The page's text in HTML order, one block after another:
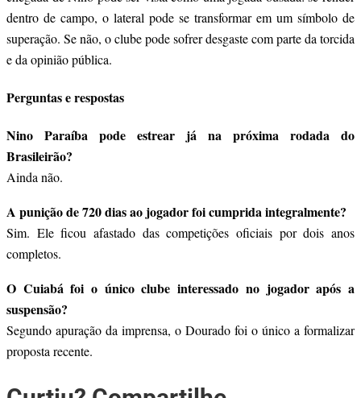
dentro de campo, o lateral pode se transformar em um símbolo de
superação. Se não, o clube pode sofrer desgaste com parte da torcida
e da opinião pública.
Perguntas e respostas
Nino Paraíba pode estrear já na próxima rodada do
Brasileirão?
Ainda não.
A punição de 720 dias ao jogador foi cumprida integralmente?
Sim. Ele ficou afastado das competições oficiais por dois anos
completos.
O Cuiabá foi o único clube interessado no jogador após a
suspensão?
Segundo apuração da imprensa, o Dourado foi o único a formalizar
proposta recente.